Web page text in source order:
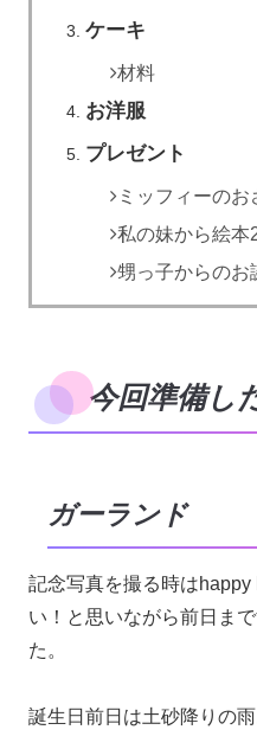
ケーキ
材料
お洋服
プレゼント
ミッフィーの
私の妹から絵本
甥っ子からの
今回準備し
ガーランド
記念写真を撮る時は
い！と思いながら前日ま
た。
誕生日前日は土砂降りの雨